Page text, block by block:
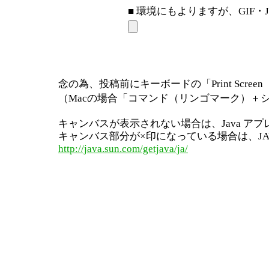
■ 環境にもよりますが、GIF・
念の為、投稿前にキーボードの「Print
（Macの場合「コマンド（リンゴマーク）＋
キャンバスが表示されない場合は、Java ア
キャンバス部分が×印になっている場合は、
http://java.sun.com/getjava/ja/